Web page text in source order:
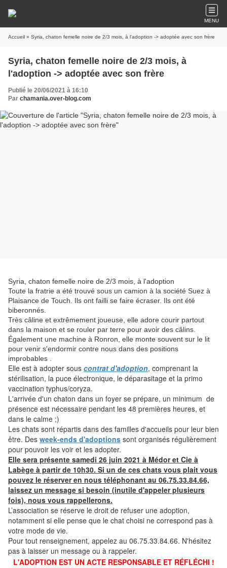
MENU
Accueil » Syria, chaton femelle noire de 2/3 mois, à l'adoption -> adoptée avec son frère
Syria, chaton femelle noire de 2/3 mois, à
l'adoption -> adoptée avec son frère
Publié le 20/06/2021 à 16:10
Par chamania.over-blog.com
Syria, chaton femelle noire de 2/3 mois, à l'adoption
Toute la fratrie a été trouvé sous un camion à la société Suez à
Plaisance de Touch. Ils ont failli se faire écraser. Ils ont été
biberonnés.
Très câline et extrêmement joueuse, elle adore courir partout
dans la maison et se rouler par terre pour avoir des câlins.
Également une machine à Ronron, elle monte souvent sur le lit
pour venir s'endormir contre nous dans des positions
improbables .
Elle est à adopter sous contrat d'adoption, comprenant la
stérilisation, la puce électronique, le déparasitage et la primo
vaccination typhus/coryza.
L'arrivée d'un chaton dans un foyer se prépare, un minimum de
présence est nécessaire pendant les 48 premières heures, et
dans le calme ;)
Les chats sont répartis dans des familles d'accueils pour leur bien
être. Des week-ends d'adoptions sont organisés régulièrement
pour pouvoir les voir et les adopter.
Elle sera présente samedi 26 juin 2021 à Médor et Cie à
Labège à partir de 10h30. Si un de ces chats vous plait vous
pouvez le réserver en nous téléphonant au 06.75.33.84.66,
laissez un message si besoin (inutile d'appeler plusieurs
fois), nous vous rappellerons.
L’association se réserve le droit de refuser une adoption,
notamment si elle pense que le chat choisi ne correspond pas à
votre mode de vie.
Pour tout renseignement, appelez au 06.75.33.84.66. N'hésitez
pas à laisser un message ou à rappeler.
L'ADOPTION EST UN ACTE RESPONSABLE ET RÉFLÉCHI !